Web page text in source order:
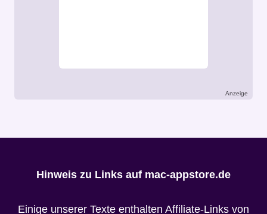
Anzeige
Hinweis zu Links auf mac-appstore.de
Einige unserer Texte enthalten Affiliate-Links von